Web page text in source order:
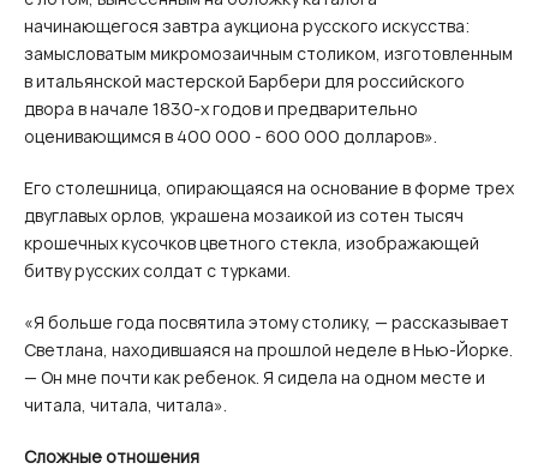
начинающегося завтра аукциона русского искусства:
замысловатым микромозаичным столиком, изготовленным
в итальянской мастерской Барбери для российского
двора в начале 1830-х годов и предварительно
оценивающимся в 400 000 - 600 000 долларов».
Его столешница, опирающаяся на основание в форме трех
двуглавых орлов, украшена мозаикой из сотен тысяч
крошечных кусочков цветного стекла, изображающей
битву русских солдат с турками.
«Я больше года посвятила этому столику, — рассказывает
Светлана, находившаяся на прошлой неделе в Нью-Йорке.
— Он мне почти как ребенок. Я сидела на одном месте и
читала, читала, читала».
Сложные отношения